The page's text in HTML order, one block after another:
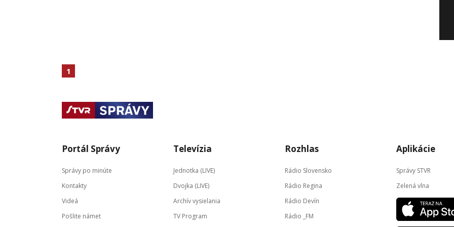
1
Portál Správy
Správy po minúte
Kontakty
Videá
Pošlite námet
Televízia
Jednotka (LIVE)
Dvojka (LIVE)
Archív vysielania
TV Program
Rozhlas
Rádio Slovensko
Rádio Regina
Rádio Devín
Rádio _FM
Aplikácie
Správy STVR
Zelená vlna